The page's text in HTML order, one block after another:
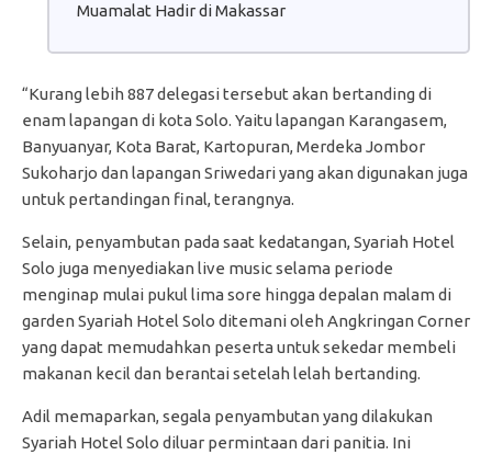
Muamalat Hadir di Makassar
“Kurang lebih 887 delegasi tersebut akan bertanding di
enam lapangan di kota Solo. Yaitu lapangan Karangasem,
Banyuanyar, Kota Barat, Kartopuran, Merdeka Jombor
Sukoharjo dan lapangan Sriwedari yang akan digunakan juga
untuk pertandingan final, terangnya.
Selain, penyambutan pada saat kedatangan, Syariah Hotel
Solo juga menyediakan live music selama periode
menginap mulai pukul lima sore hingga depalan malam di
garden Syariah Hotel Solo ditemani oleh Angkringan Corner
yang dapat memudahkan peserta untuk sekedar membeli
makanan kecil dan berantai setelah lelah bertanding.
Adil memaparkan, segala penyambutan yang dilakukan
Syariah Hotel Solo diluar permintaan dari panitia. Ini